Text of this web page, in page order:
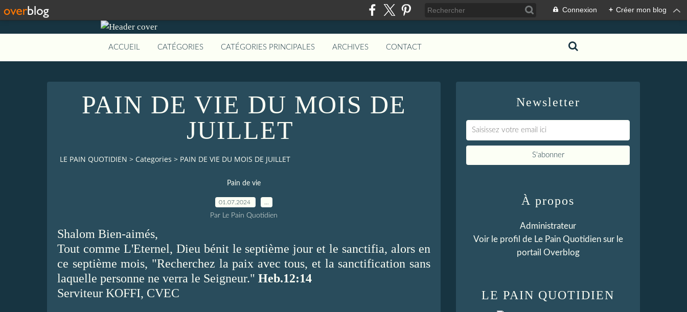
Connexion + Créer mon blog
ACCUEIL CATÉGORIES CATÉGORIES PRINCIPALES ARCHIVES CONTACT
PAIN DE VIE DU MOIS DE
JUILLET
LE PAIN QUOTIDIEN > Categories > PAIN DE VIE DU MOIS DE JUILLET
Pain de vie
01.07.2024
Par Le Pain Quotidien
Shalom Bien-aimés,
Tout comme L'Eternel, Dieu bénit le septième jour et le sanctifia, alors en
ce septième mois, "Recherchez la paix avec tous, et la sanctification sans
laquelle personne ne verra le Seigneur." Heb.12:14
Serviteur KOFFI, CVEC
Newsletter
LE PAIN QUOTIDIEN
À propos
Administrateur
Voir le profil de Le Pain Quotidiensur le
portail Overblog